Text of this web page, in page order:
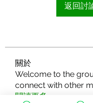
返回討
關於
Welcome to the
connect with other
閱讀更多